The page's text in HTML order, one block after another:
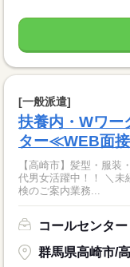
[一般派遣]
扶養内・Wワ
ター≪WEB面
【高崎市】髪型・服
代男女活躍中！！ ＼未経験大歓迎！！／ 《お仕事内容》 ◇車検、点
検のご案内業務...
コールセンタ
群馬県高崎市/